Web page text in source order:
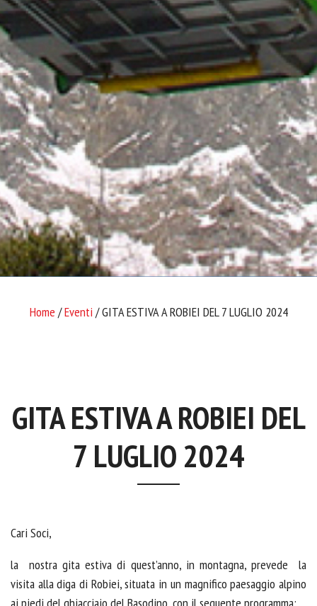
Home /Eventi / GITA ESTIVA A ROBIEI DEL 7 LUGLIO 2024
GITA ESTIVA A ROBIEI DEL
7 LUGLIO 2024
Cari Soci,
la
nostra gita estiva di quest’anno, in montagna, prevede
la
visita alla diga di Robiei, situata in un magnifico paesaggio alpino